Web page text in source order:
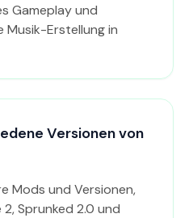
Gameplay und
Erstellung in
Versionen von
Mods und Versionen,
Sprunked 2.0 und